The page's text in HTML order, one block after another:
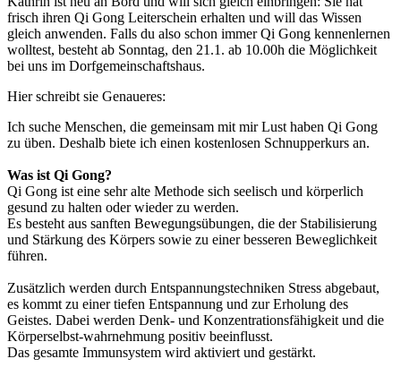
frisch ihren Qi Gong Leiterschein erhalten und will das Wissen
gleich anwenden. Falls du also schon immer Qi Gong kennenlernen
wolltest, besteht ab Sonntag, den 21.1. ab 10.00h die Möglichkeit
bei uns im Dorfgemeinschaftshaus.
Hier schreibt sie Genaueres:
Ich suche Menschen, die gemeinsam mit mir Lust haben Qi Gong
zu üben. Deshalb biete ich einen kostenlosen Schnupperkurs an.
Was ist Qi Gong?
Qi Gong ist eine sehr alte Methode sich seelisch und körperlich
gesund zu halten oder wieder zu werden.
Es besteht aus sanften Bewegungsübungen, die der Stabilisierung
und Stärkung des Körpers sowie zu einer besseren Beweglichkeit
führen.
Zusätzlich werden durch Entspannungstechniken Stress abgebaut,
es kommt zu einer tiefen Entspannung und zur Erholung des
Geistes. Dabei werden Denk- und Konzentrationsfähigkeit und die
Körperselbst-wahrnehmung positiv beeinflusst.
Das gesamte Immunsystem wird aktiviert und gestärkt.